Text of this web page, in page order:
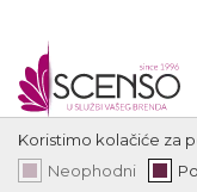
Koristimo kolačiće za
Neophodni